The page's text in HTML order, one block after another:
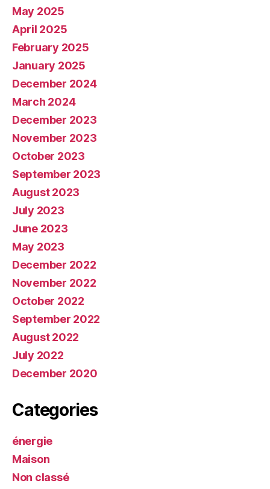
May 2025
April 2025
February 2025
January 2025
December 2024
March 2024
December 2023
November 2023
October 2023
September 2023
August 2023
July 2023
June 2023
May 2023
December 2022
November 2022
October 2022
September 2022
August 2022
July 2022
December 2020
Categories
énergie
Maison
Non classé